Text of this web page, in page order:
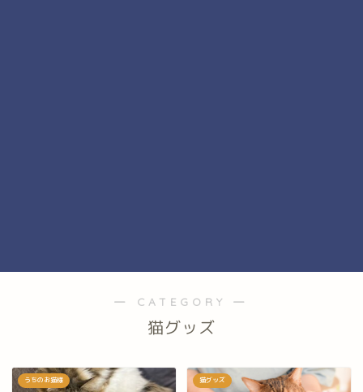
― CATEGORY ―
猫グッズ
うちのお猫様 猫グッズ